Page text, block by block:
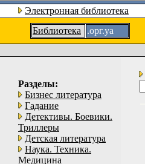
Электронная библиотека
Библиотека
.орг.уа
Разделы:
Бизнес литература
Гадание
Детективы. Боевики.
Триллеры
Детская литература
Наука. Техника.
Медицина